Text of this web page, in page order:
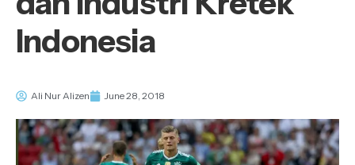
Indonesia
Ali Nur Alizen June 28, 2018